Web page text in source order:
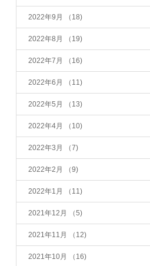
2022年9月 （18)
2022年8月 （19)
2022年7月 （16)
2022年6月 （11)
2022年5月 （13)
2022年4月 （10)
2022年3月 （7)
2022年2月 （9)
2022年1月 （11)
2021年12月 （5)
2021年11月 （12)
2021年10月 （16)